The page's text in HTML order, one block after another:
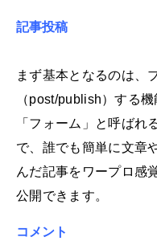
記事投稿
まず基本となるのは、
（post/publish）する
「フォーム」と呼ばれ
で、誰でも簡単に文章
んだ記事をワープロ感
公開できます。
コメント